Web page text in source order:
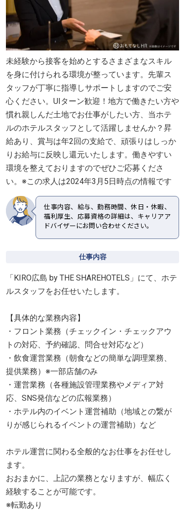
未経験から接客を始めとするさまざまなスキル
を身に付けられる環境が整っています。先輩ス
タッフが丁寧に指導しサポートしますのでご安
心ください。UIターン歓迎！地方で働きたい方や
慣れ親しんだ土地でお仕事がしたい方、当ホテ
ルのホテルスタッフとして活躍しませんか？昇
給あり、賞与は年2回の支給で、頑張りはしっか
りお給与に反映し還元いたします。働きやすい
環境を整えておりますのでぜひご応募くださ
い。※この求人は2024年3月5日時点の情報です
仕事内容、給与、勤務時間、休日・休暇、
福利厚生、応募資格の詳細は、キャリアア
ドバイザーにお問い合わせください。
仕事内容
「KIRO広島 by THE SHAREHOTELS」にて、ホテ
ルスタッフをお任せいたします。
【具体的な業務内容】
・フロント業務（チェックイン・チェックアウ
トの対応、予約確認、問合せ対応など）
・飲食運営業務（朝食などの簡単な調理業務、
提供業務）※一部店舗のみ
・運営業務（各種施設管理業務やメディア対
応、SNS発信などの広報業務）
・ホテル内のイベント運営補助（地域との繋が
りが感じられるイベントの運営補助）など
ホテル運営に関わる全般的なお仕事をお任せし
ます。
おおまかに、上記の業務となりますが、幅広く
経験することが可能です。
※転勤あり